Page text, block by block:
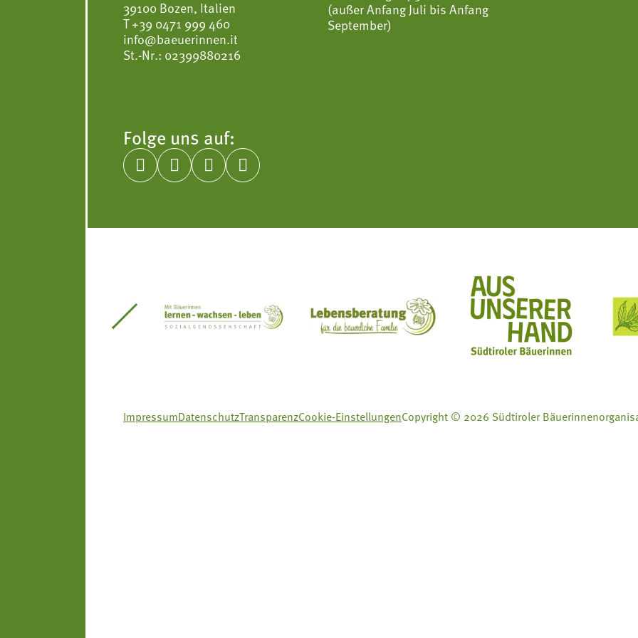
39100 Bozen, Italien
T+39 0471 999 460
info@baeuerinnen.it
St.-Nr.: 02399880216
(außer Anfang Juli bis Anfang
September)
Folge uns auf:
   
Südtiroler Gärtnervereinigung Sozialgenossenschaft Mit Bäuerinnen lernen - wachsen - leben
Lebensberatung für die bäuerliche Familie
Aus unserer Hand
ImpressumDatenschutzTransparenzCookie-EinstellungenCopyright © 2026 Südtiroler